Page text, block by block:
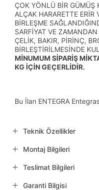
ÇOK YÖNLÜ BİR GÜMÜŞ
ALÇAK HARARETTE ERİR
BİRLEŞME
SARFİYAT VE
ÇELİK, BAKIR, PİRİNÇ,
BİRLEŞTİRİLMESİNDE
MİNUMUM SİPARİŞ
KG İÇİN GEÇERLİDİR.
Bu İlan ENTEGRA
Teknik Özellikler
Montaj Bilgileri
Teslimat Bilgileri
Garanti Bilgisi